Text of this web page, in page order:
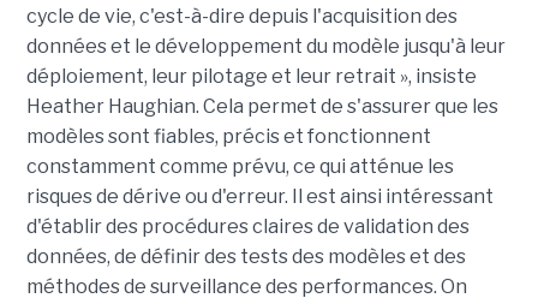
cycle de vie, c'est-à-dire depuis l'acquisition des
données et le développement du modèle jusqu'à leur
déploiement, leur pilotage et leur retrait », insiste
Heather Haughian. Cela permet de s'assurer que les
modèles sont fiables, précis et fonctionnent
constamment comme prévu, ce qui atténue les
risques de dérive ou d'erreur. Il est ainsi intéressant
d'établir des procédures claires de validation des
données, de définir des tests des modèles et des
méthodes de surveillance des performances. On